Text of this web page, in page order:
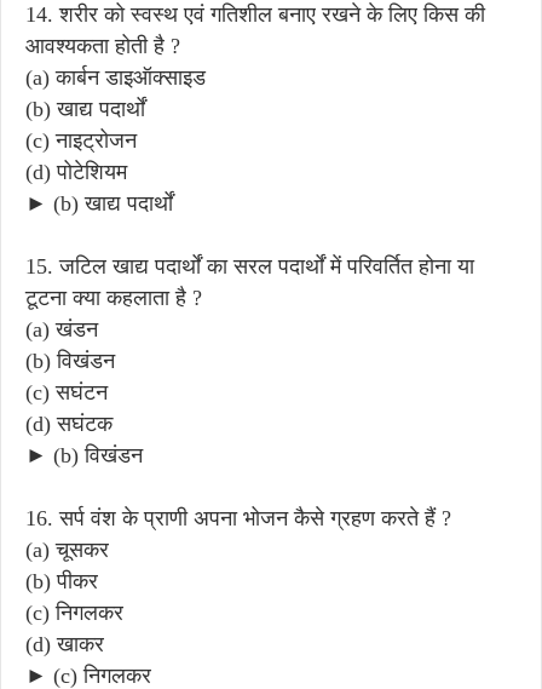
14. शरीर को स्वस्थ एवं गतिशील बनाए रखने के लिए किस की
आवश्यकता होती है ?
(a) कार्बन डाइऑक्साइड
(b) खाद्य पदार्थों
(c) नाइट्रोजन
(d) पोटेशियम
► (b) खाद्य पदार्थों
15. जटिल खाद्य पदार्थों का सरल पदार्थों में परिवर्तित होना या
टूटना क्या कहलाता है ?
(a) खंडन
(b) विखंडन
(c) सघंटन
(d) सघंटक
► (b) विखंडन
16. सर्प वंश के प्राणी अपना भोजन कैसे ग्रहण करते हैं ?
(a) चूसकर
(b) पीकर
(c) निगलकर
(d) खाकर
► (c) निगलकर